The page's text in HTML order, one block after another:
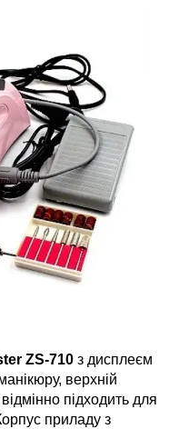
ZS-710 з дисплеєм
верхній
відмінно підходить для
приладу з